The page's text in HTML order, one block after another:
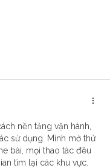
nền tảng vận hành,
sử dụng. Mình mở thử
bài, mọi thao tác đều
tìm lại các khu vực.